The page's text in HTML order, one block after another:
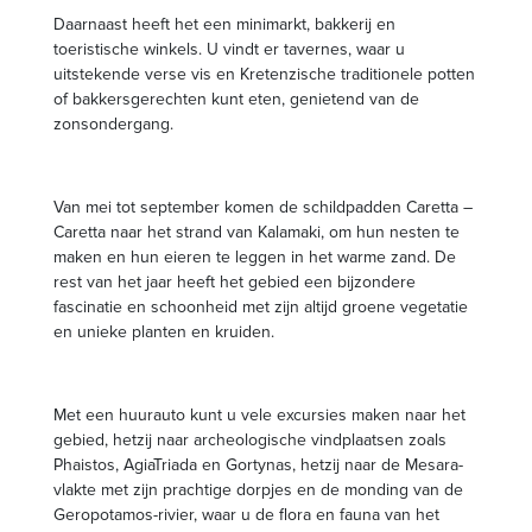
Daarnaast heeft het een minimarkt, bakkerij en
toeristische winkels. U vindt er tavernes, waar u
uitstekende verse vis en Kretenzische traditionele potten
of bakkersgerechten kunt eten, genietend van de
zonsondergang.
Van mei tot september komen de schildpadden Caretta –
Caretta naar het strand van Kalamaki, om hun nesten te
maken en hun eieren te leggen in het warme zand. De
rest van het jaar heeft het gebied een bijzondere
fascinatie en schoonheid met zijn altijd groene vegetatie
en unieke planten en kruiden.
Met een huurauto kunt u vele excursies maken naar het
gebied, hetzij naar archeologische vindplaatsen zoals
Phaistos, AgiaTriada en Gortynas, hetzij naar de Mesara-
vlakte met zijn prachtige dorpjes en de monding van de
Geropotamos-rivier, waar u de flora en fauna van het